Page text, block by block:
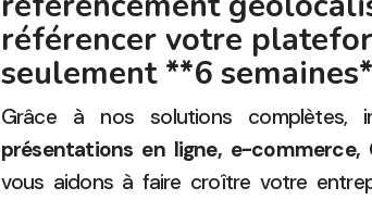
référencer votre
seulement **6
Grâce à nos solutions complètes,
présentations en ligne, e-commerce,
vous aidons à faire croître votre